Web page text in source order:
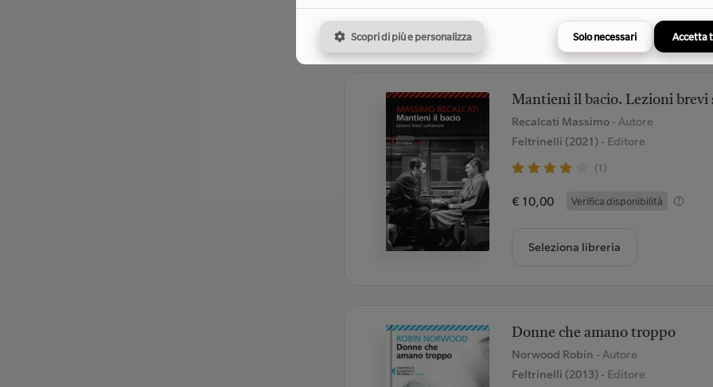
Mantieni il bacio. Lezioni brevi
Recalcati Massimo - Autore
Feltrinelli (2021)- Editore
(1)
€ 10,00 Verifica disponibilità
Seleziona libreria
Donne che amano troppo
Norwood Robin - Autore
Feltrinelli (2013)- Editore
Scopri di più e personalizza Solo necessari Accetta